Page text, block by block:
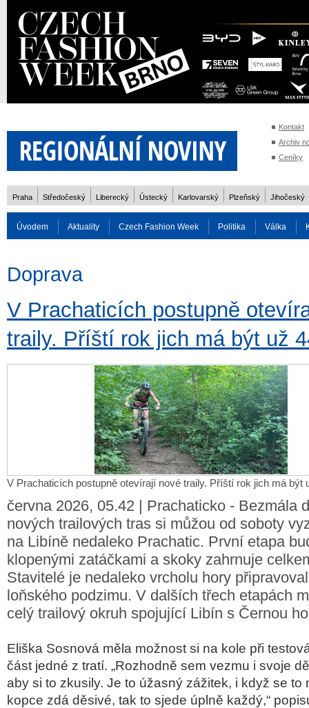
Kontakt
Archiv
Ceníky
Praha Středočeský Liberecký Ústecký Karlovarský Plzeňský Jihočeský
Úvodem Aktuality Czech Fashion Week Politika Válka
Doprava
V Prachaticích postupně
traily. Příští rok jich má být už
V Prachaticích postupně otevírají nové traily. Příští rok jich má být
června 2026, 05.42 | Prachaticko - Bezmála
nových trailových tras si můžou od soboty
na Libíně nedaleko Prachatic. První etapa
klopenými zatáčkami a skoky zahrnuje
Stavitelé je nedaleko vrcholu hory
loňského podzimu. V dalších třech etapách
celý trailový okruh spojující Libín s Černou
Eliška Sosnová měla možnost si na kole při
část jedné z tratí. „Rozhodně sem vezmu i svoje
aby si to zkusily. Je to úžasný zážitek, i když se to
kopce zdá děsivé, tak to sjede úplně každý,“